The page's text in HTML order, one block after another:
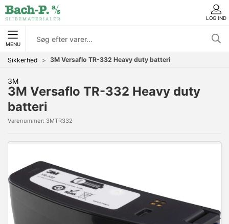
LOG IND
MENU
Sikkerhed 3M Versaflo TR-332 Heavy duty batteri
3M
3M Versaflo TR-332 Heavy duty
batteri
Varenummer: 3MTR332